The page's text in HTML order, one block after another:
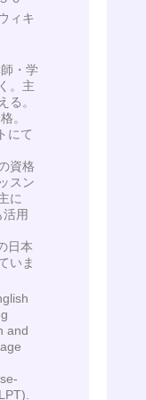
ィキ
・学
。主
る。
。
にて
資格
スン
に
用
日本
いま
and